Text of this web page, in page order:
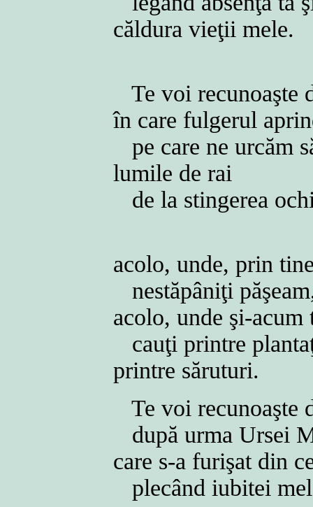
căldura vieţii mele.
Te voi recunoaşte
în care fulgerul
pe care ne urcăm
lumile de rai
de la stingerea
acolo, unde, prin
nestăpâniţi
acolo, unde şi-
cauţi printre
printre săruturi.
Te voi recunoaşte
după urma Ursei
care s-a furişat din
plecând iubitei